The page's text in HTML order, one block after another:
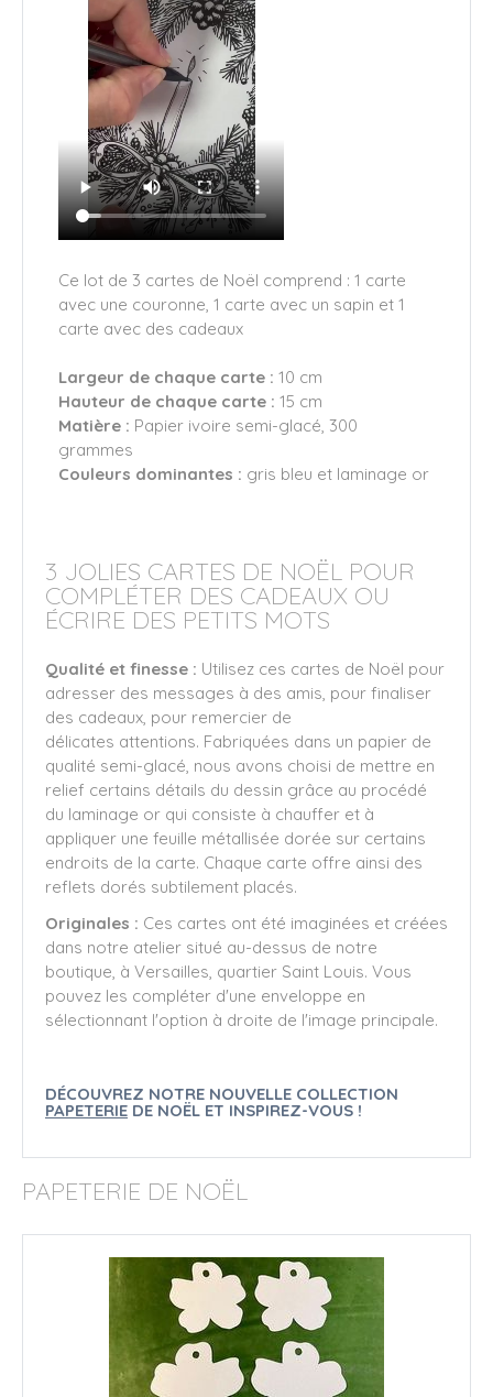
Ce lot de 3 cartes de Noël comprend : 1 carte
avec une couronne, 1 carte avec un sapin et 1
carte avec des cadeaux
Largeur de chaque carte : 10 cm
Hauteur de chaque carte : 15 cm
Matière : Papier ivoire semi-glacé, 300
grammes
Couleurs dominantes : gris bleu et laminage or
3 JOLIES CARTES DE NOËL POUR
COMPLÉTER DES CADEAUX OU
ÉCRIRE DES PETITS MOTS
Qualité et finesse : Utilisez ces cartes de Noël pour
adresser des messages à des amis, pour finaliser
des cadeaux, pour remercier de
délicates attentions. Fabriquées dans un papier de
qualité semi-glacé, nous avons choisi de mettre en
relief certains détails du dessin grâce au procédé
du laminage or qui consiste à chauffer et à
appliquer une feuille métallisée dorée sur certains
endroits de la carte. Chaque carte offre ainsi des
reflets dorés subtilement placés.
Originales : Ces cartes ont été imaginées et créées
dans notre atelier situé au-dessus de notre
boutique, à Versailles, quartier Saint Louis. Vous
pouvez les compléter d'une enveloppe en
sélectionnant l'option à droite de l'image principale.
DÉCOUVREZ NOTRE NOUVELLE COLLECTION
PAPETERIE DE NOËL ET INSPIREZ-VOUS !
PAPETERIE DE NOËL